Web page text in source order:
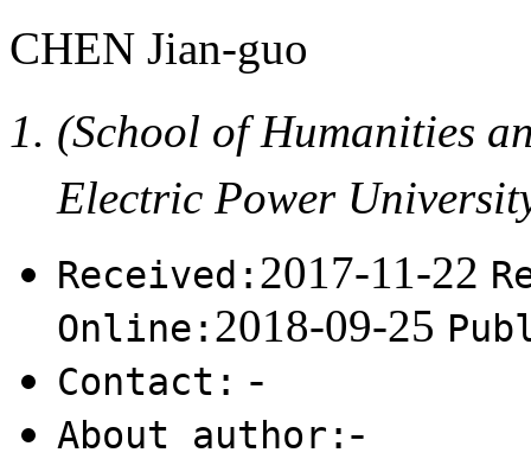
CHEN Jian-guo
(School of Humanities
Electric Power
Received: 2017-11-22
Online: 2018-09-25
Contact: -
About author: -